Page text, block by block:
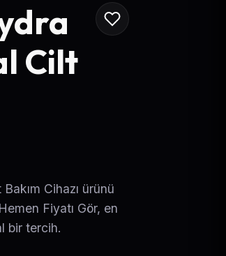
Cilt
Cihazı ürünü
Fiyatı Gör, en
bir tercih.